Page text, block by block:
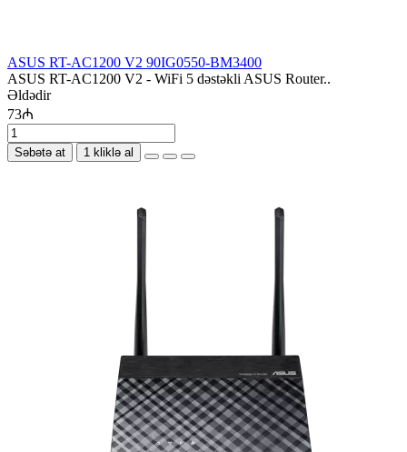
ASUS RT-AC1200 V2 90IG0550-BM3400
ASUS RT-AC1200 V2 - WiFi 5 dəstəkli ASUS Router..
Əldədir
73₼
Səbətə at 1 kliklə al